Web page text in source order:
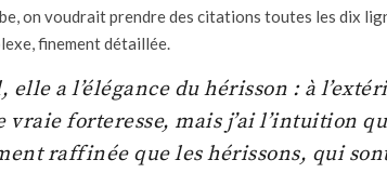
on voudrait prendre des citations toutes les dix
finement détaillée.
elle a l’élégance du hérisson : à
vraie forteresse, mais j’ai l’intuition
raffinée que les hérissons, qui